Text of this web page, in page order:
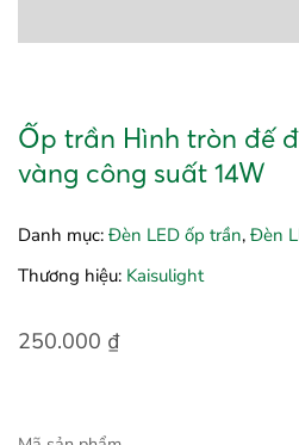
Ốp trần Hình tròn đế
vàng công suất 14W
Danh mục: Đèn LED ốp trần, Đèn
Thương hiệu: Kaisulight
250.000 ₫